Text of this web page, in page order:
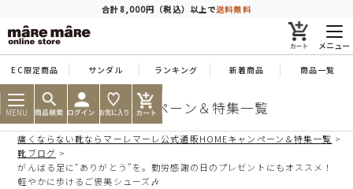
合計8,000円（税込）以上で送料無料
メニュー
EC限定商品 サンダル ランキング 新着商品 商品一覧
MENU 靴のキャンペーン＆特集一覧
痛くならない靴ならマーレマーレ公式通販HOMEキャンペーン＆特集一覧
靴ブログ
がんばる足に“ありがとう”を。勤労感謝の日のプレゼントにもオススメ！
軽やかに歩けるご褒美シューズ🎶
商品を探す
人気ワード #コンフォート #パンプス
タイプ